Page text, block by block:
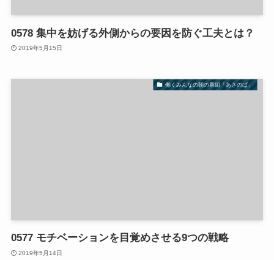
0578 集中を妨げる外側からの要因を防ぐ工夫とは？
2019年5月15日
働くみんなの朝の番組「あさのば」
0577 モチベーションを目覚めさせる9つの戦略
2019年5月14日